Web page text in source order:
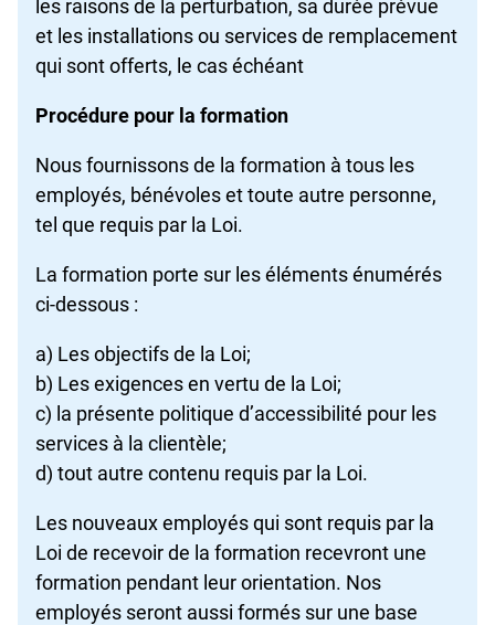
les raisons de la perturbation, sa durée prévue
et les installations ou services de remplacement
qui sont offerts, le cas échéant
Procédure pour la formation
Nous fournissons de la formation à tous les
employés, bénévoles et toute autre personne,
tel que requis par la Loi.
La formation porte sur les éléments énumérés
ci-dessous :
a) Les objectifs de la Loi;
b) Les exigences en vertu de la Loi;
c) la présente politique d’accessibilité pour les
services à la clientèle;
d) tout autre contenu requis par la Loi.
Les nouveaux employés qui sont requis par la
Loi de recevoir de la formation recevront une
formation pendant leur orientation. Nos
employés seront aussi formés sur une base